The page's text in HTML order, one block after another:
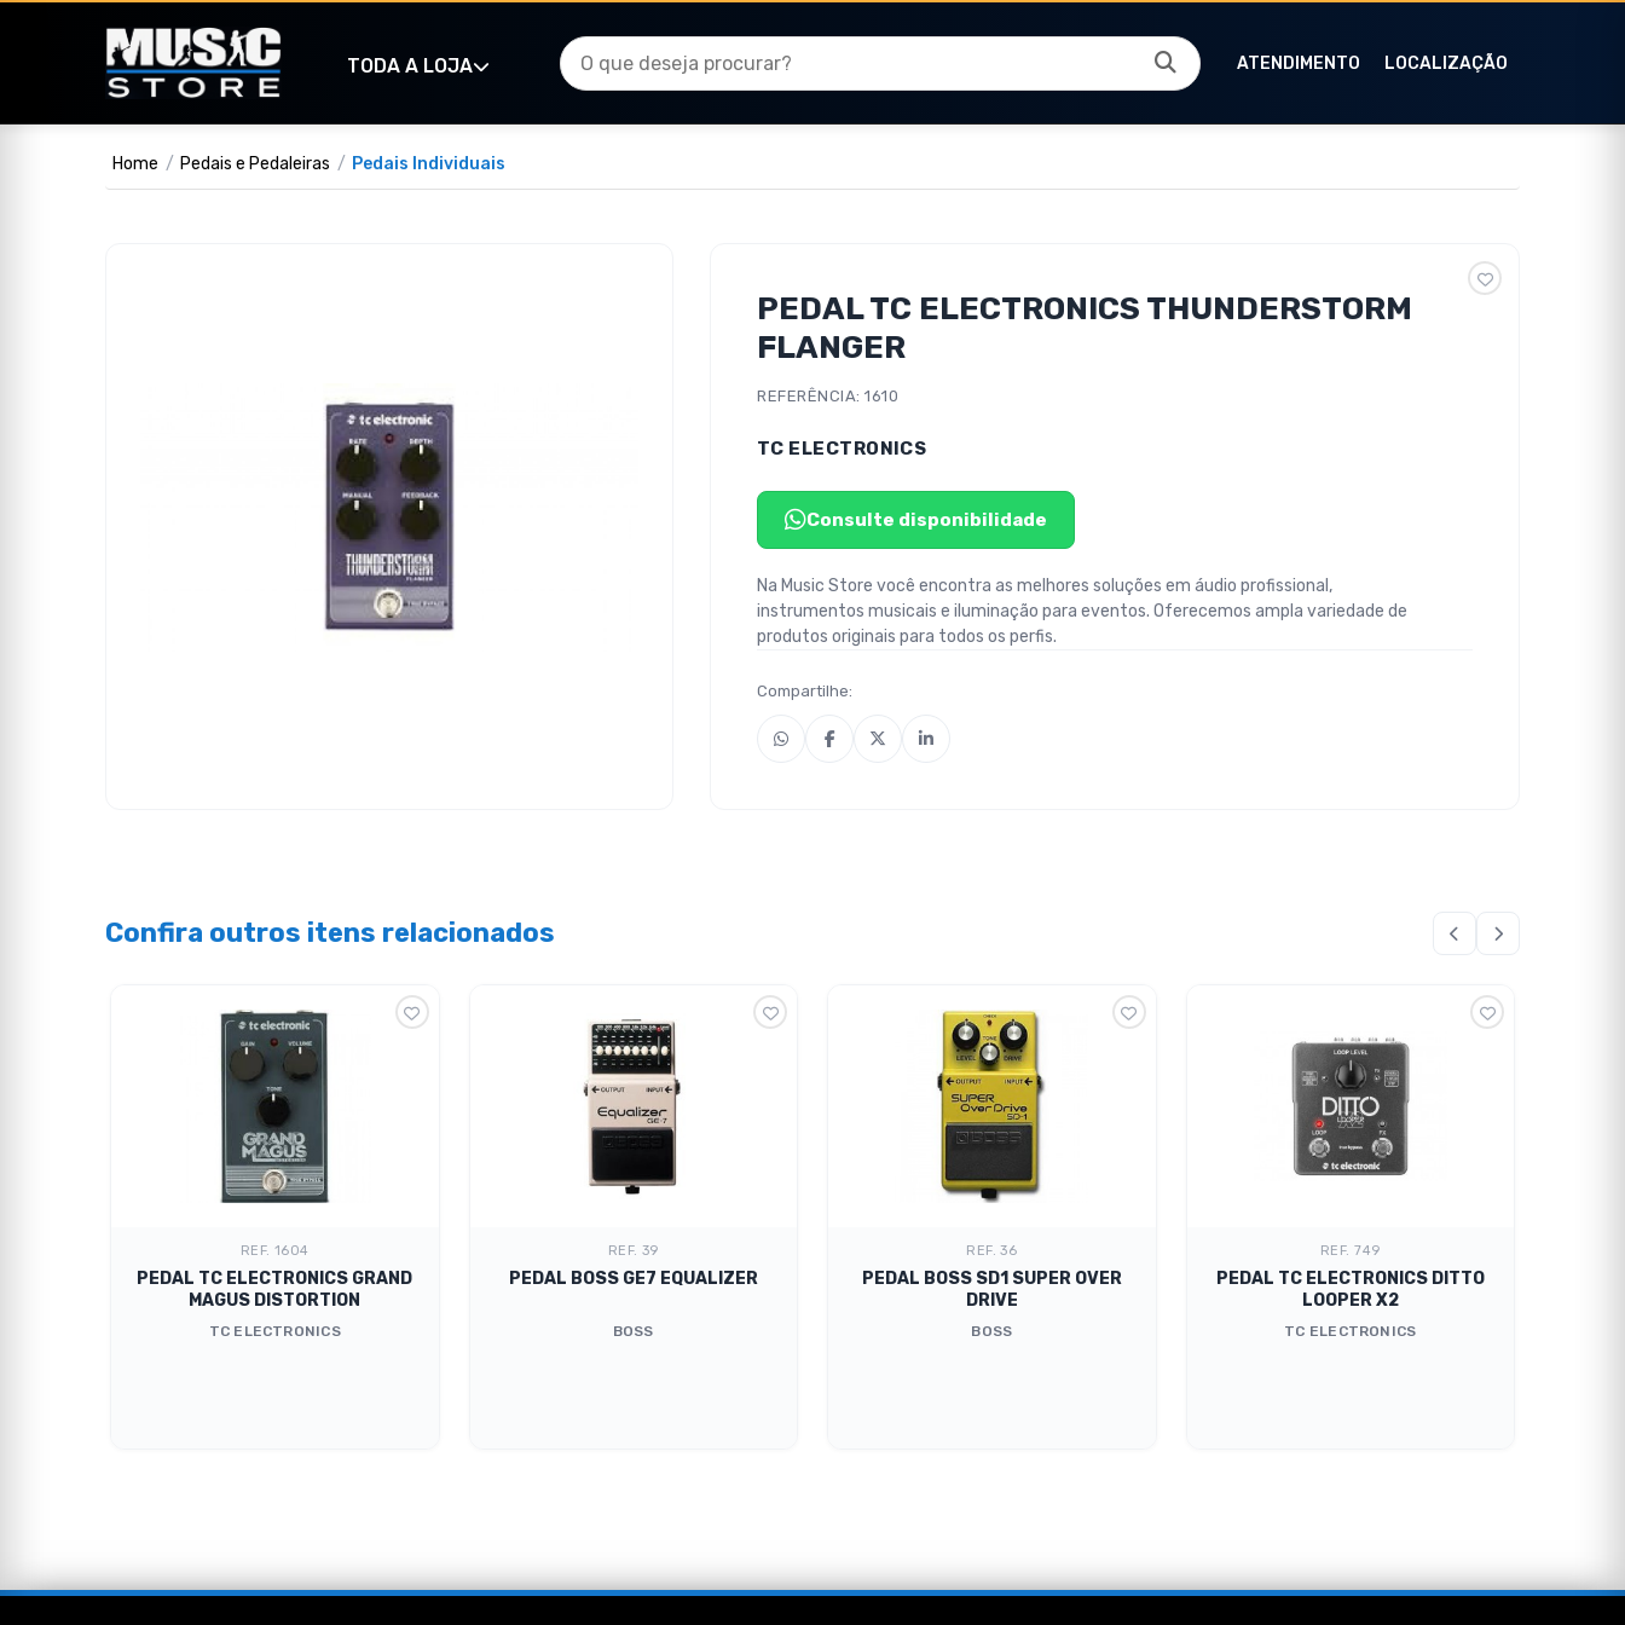
TODA A LOJA ATENDIMENTO LOCALIZAÇÃO
Home Pedais e Pedaleiras Pedais Individuais
PEDAL TC ELECTRONICS THUNDERSTORM
FLANGER
REFERÊNCIA: 1610
TC ELECTRONICS
Consulte disponibilidade
Na Music Store você encontra as melhores soluções em áudio profissional,
instrumentos musicais e iluminação para eventos. Oferecemos ampla variedade de
produtos originais para todos os perfis.
Compartilhe:
Confira outros itens relacionados
REF. 1604
PEDAL TC ELECTRONICS GRAND
MAGUS DISTORTION
TC ELECTRONICS
REF. 39
PEDAL BOSS GE7 EQUALIZER
BOSS
REF. 36
PEDAL BOSS SD1 SUPER OVER
DRIVE
BOSS
REF. 749
PEDAL TC ELECTRONICS DITTO
LOOPER X2
TC ELECTRONICS